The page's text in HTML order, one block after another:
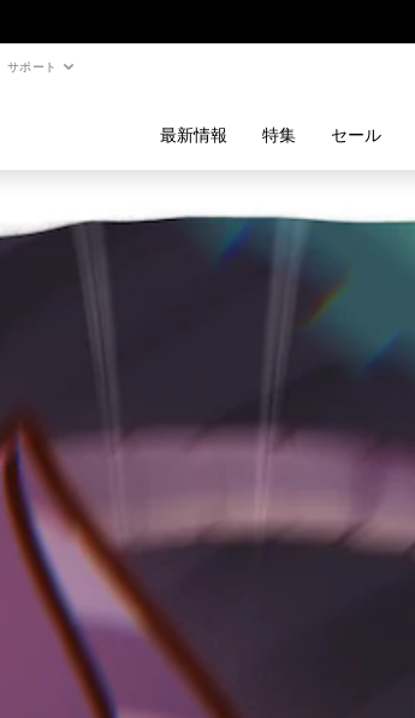
サポート
最新情報 特集 セール